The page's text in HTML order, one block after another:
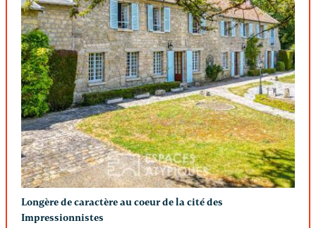
Longère de caractère au coeur de la cité des
Impressionnistes